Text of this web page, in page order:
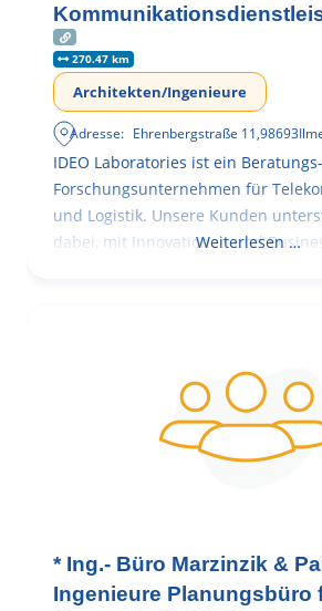
270.47 km
Architekten/Ingenieure
Adresse: Ehrenbergstraße 11,98693
IDEO Laboratories ist ein
Forschungsunternehmen für
und Logistik. Unsere Kunden
dabei, mit Innovationen und
Weiterlesen …
* Ing.- Büro Marzinzik &
Ingenieure Planungsbüro